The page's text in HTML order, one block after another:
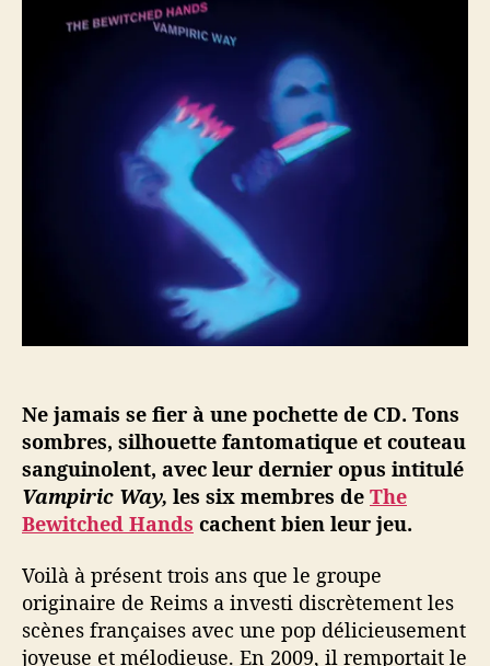
r
’
a
t
i
c
B
e
w
i
,
o
l
i
e
é
m
o
i
Ne jamais se fier à une pochette de CD. Tons
sombres, silhouette fantomatique et couteau
sanguinolent, avec leur dernier opus intitulé
Vampiric Way, les six membres de The
Bewitched Hands cachent bien leur jeu.
Voilà à présent trois ans que le groupe
originaire de Reims a investi discrètement les
scènes françaises avec une pop délicieusement
joyeuse et mélodieuse. En 2009, il remportait le